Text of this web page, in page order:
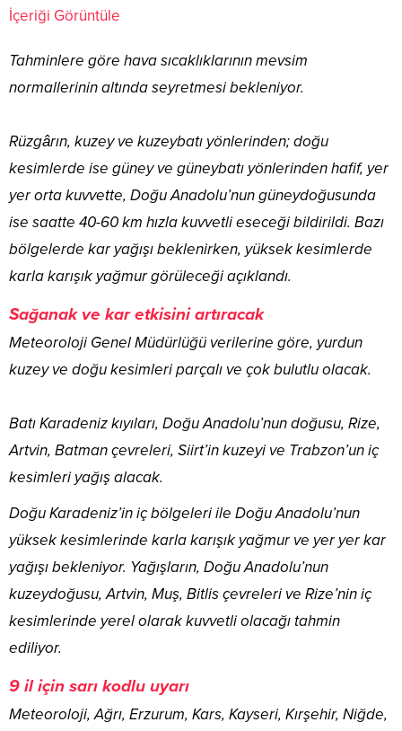
İçeriği Görüntüle
Tahminlere göre hava sıcaklıklarının mevsim
normallerinin altında seyretmesi bekleniyor.
Rüzgârın, kuzey ve kuzeybatı yönlerinden; doğu
kesimlerde ise güney ve güneybatı yönlerinden hafif, yer
yer orta kuvvette, Doğu Anadolu’nun güneydoğusunda
ise saatte 40-60 km hızla kuvvetli eseceği bildirildi. Bazı
bölgelerde kar yağışı beklenirken, yüksek kesimlerde
karla karışık yağmur görüleceği açıklandı.
Sağanak ve kar etkisini artıracak
Meteoroloji Genel Müdürlüğü verilerine göre, yurdun
kuzey ve doğu kesimleri parçalı ve çok bulutlu olacak.
Batı Karadeniz kıyıları, Doğu Anadolu’nun doğusu, Rize,
Artvin, Batman çevreleri, Siirt’in kuzeyi ve Trabzon’un iç
kesimleri yağış alacak.
Doğu Karadeniz’in iç bölgeleri ile Doğu Anadolu’nun
yüksek kesimlerinde karla karışık yağmur ve yer yer kar
yağışı bekleniyor. Yağışların, Doğu Anadolu’nun
kuzeydoğusu, Artvin, Muş, Bitlis çevreleri ve Rize’nin iç
kesimlerinde yerel olarak kuvvetli olacağı tahmin
ediliyor.
9 il için sarı kodlu uyarı
Meteoroloji, Ağrı, Erzurum, Kars, Kayseri, Kırşehir, Niğde,